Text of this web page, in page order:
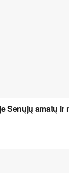
Senųjų amatų ir